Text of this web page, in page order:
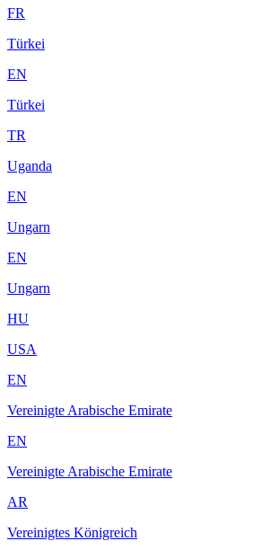
FR
Türkei
EN
Türkei
TR
Uganda
EN
Ungarn
EN
Ungarn
HU
USA
EN
Vereinigte Arabische Emirate
EN
Vereinigte Arabische Emirate
AR
Vereinigtes Königreich